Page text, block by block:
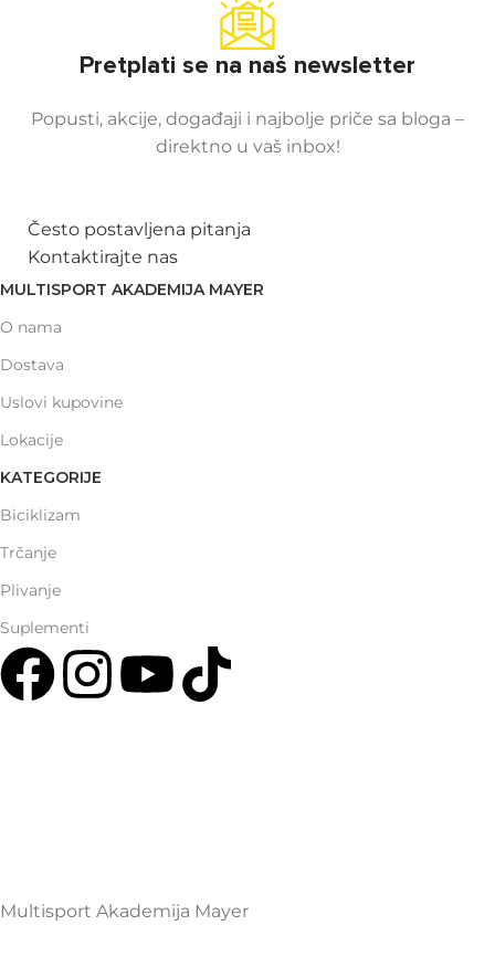
Pretplati se na naš newsletter
Popusti, akcije, događaji i najbolje priče sa bloga –
direktno u vaš inbox!
Često postavljena pitanja
Kontaktirajte nas
MULTISPORT AKADEMIJA MAYER
O nama
Dostava
Uslovi kupovine
Lokacije
KATEGORIJE
Biciklizam
Trčanje
Plivanje
Suplementi
Multisport Akademija Mayer